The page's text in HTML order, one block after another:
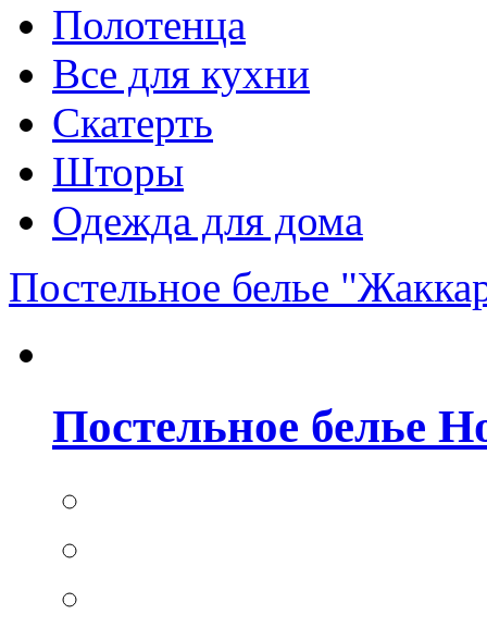
Полотенца
Все для кухни
Скатерть
Шторы
Одежда для дома
Постельное белье
Постельное белье